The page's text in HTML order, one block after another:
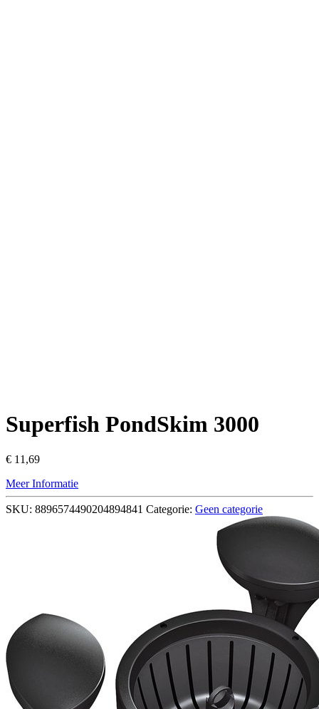
Superfish PondSkim 3000
€ 11,69
Meer Informatie
SKU: 8896574490204894841 Categorie: Geen categorie